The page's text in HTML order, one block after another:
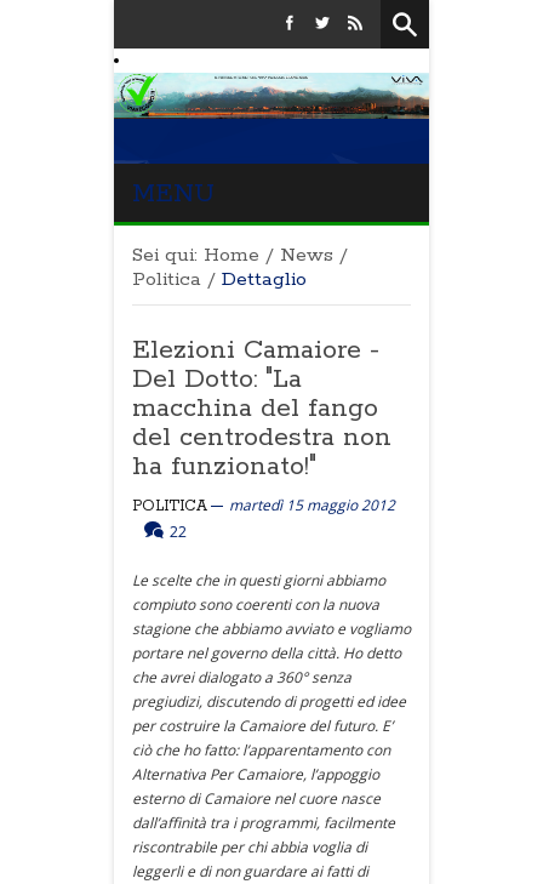
MENU
Sei qui: Home / News /
Politica / Dettaglio
Elezioni Camaiore -
Del Dotto: "La
macchina del fango
del centrodestra non
ha funzionato!"
POLITICA
martedì 15 maggio 2012
22
Le scelte che in questi giorni abbiamo
compiuto sono coerenti con la nuova
stagione che abbiamo avviato e vogliamo
portare nel governo della città. Ho detto
che avrei dialogato a 360° senza
pregiudizi, discutendo di progetti ed idee
per costruire la Camaiore del futuro. E’
ciò che ho fatto: l’apparentamento con
Alternativa Per Camaiore, l’appoggio
esterno di Camaiore nel cuore nasce
dall’affinità tra i programmi, facilmente
riscontrabile per chi abbia voglia di
leggerli e di non guardare ai fatti di